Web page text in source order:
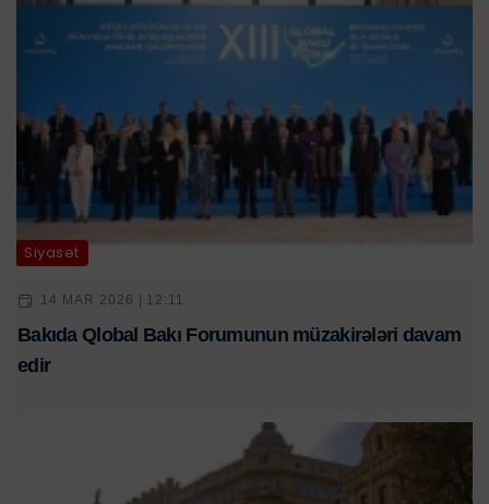
Siyasət
14 MAR 2026 | 12:11
Bakıda Qlobal Bakı Forumunun müzakirələri davam
edir